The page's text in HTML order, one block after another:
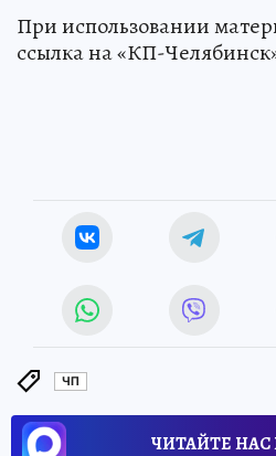
При использовании
ссылка на «КП-
ЧП
ЧИТАЙТЕ НАС